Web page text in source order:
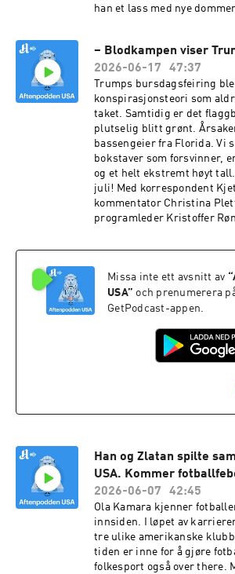
han et lass med nye
også betale 5 millioner
forgrepet seg på forfatteren
1996. Vi tar også en prat om
noen nye tanker om Nixon
skandalen. Med
Strand, korrespondent
programleder Kristoffer
David Vekony. Foto: AP
– Blodkampen viser
2026-06-17
47:37
Trumps bursdagsfeiring
konspirasjonsteori som
taket. Samtidig er det
plutselig blitt grønt.
bassengeier fra Florida. Vi
bokstaver som forsvinner,
og et helt ekstremt høyt
juli! Med korrespondent
kommentator Christina
programleder Kristoffer
Missa inte ett avsnitt av “
USA” och prenumerera
GetPodcast-appen.
Han og Zlatan spilte
USA. Kommer
2026-06-07
42:45
Ola Kamara kjenner
innsiden. I løpet av
tre ulike amerikanske
tiden er inne for å gjøre
folkesport også over there.